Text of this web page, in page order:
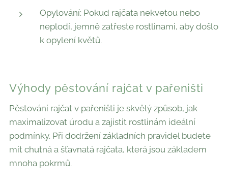
Opylování: Pokud rajčata nekvetou nebo
neplodí, jemně zatřeste rostlinami, aby došlo
k opylení květů.
Výhody pěstování rajčat v pařeništi
Pěstování rajčat v pařeništi je skvělý způsob, jak
maximalizovat úrodu a zajistit rostlinám ideální
podmínky. Při dodržení základních pravidel budete
mít chutná a šťavnatá rajčata, která jsou základem
mnoha pokrmů.